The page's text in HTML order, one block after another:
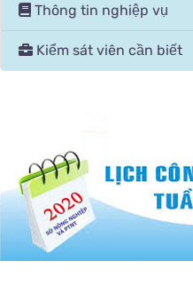
Thông tin nghiệp vụ
Kiểm sát viên cần biết